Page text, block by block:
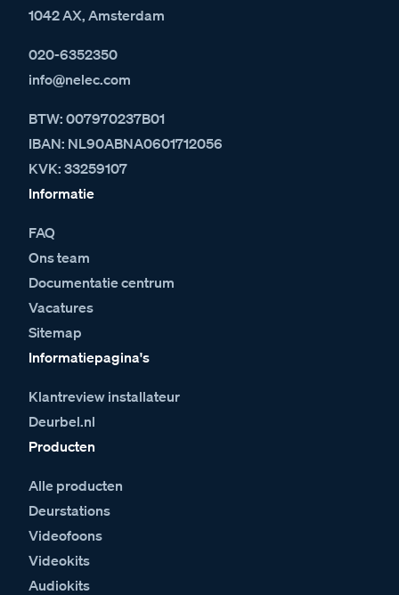
1042 AX, Amsterdam
020-6352350
info@nelec.com
BTW: 007970237B01
IBAN: NL90ABNA0601712056
KVK: 33259107
Informatie
FAQ
Ons team
Documentatie centrum
Vacatures
Sitemap
Informatiepagina's
Klantreview installateur
Deurbel.nl
Producten
Alle producten
Deurstations
Videofoons
Videokits
Audiokits